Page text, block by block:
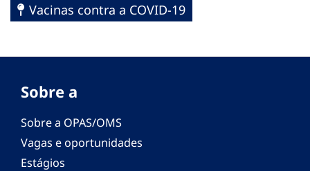
Vacinas contra a COVID-19
Sobre a
Sobre a OPAS/OMS
Vagas e oportunidades
Estágios